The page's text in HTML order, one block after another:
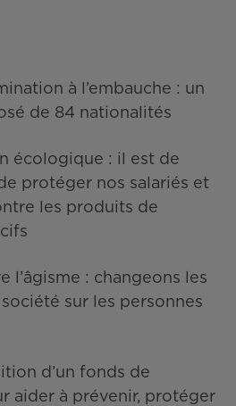
à l’embauche : un
de 84 nationalités
écologique : il est de
protéger nos salariés et
les produits de
l’âgisme : changeons les
sur les personnes
d’un fonds de
aider à prévenir, protéger